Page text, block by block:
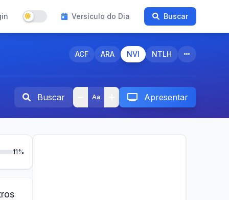
Versículo do Dia Buscar
ACF ARA NVI NTLH
Buscar Aa Apresentar
11%